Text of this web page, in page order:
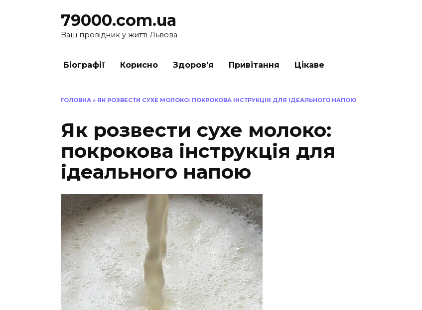
79000.com.ua
Ваш провідник у житті Львова
Біографії Корисно Здоров’я Привітання Цікаве
ГОЛОВНА » ЯК РОЗВЕСТИ СУХЕ МОЛОКО: ПОКРОКОВА ІНСТРУКЦІЯ ДЛЯ ІДЕАЛЬНОГО НАПОЮ
Як розвести сухе молоко:
покрокова інструкція для
ідеального напою